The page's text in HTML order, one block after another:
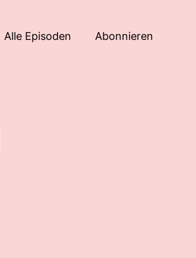
Alle Episoden Abonnieren